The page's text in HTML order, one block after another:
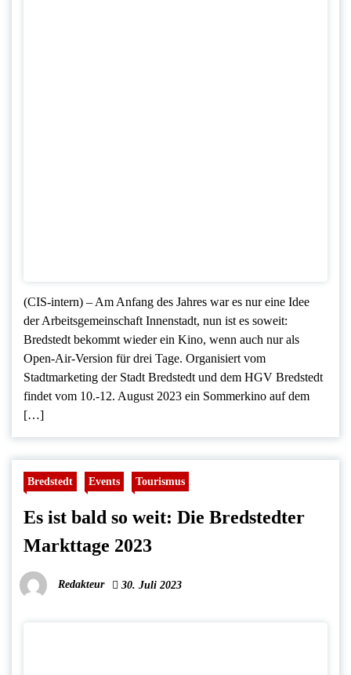
(CIS-intern) – Am Anfang des Jahres war es nur eine Idee
der Arbeitsgemeinschaft Innenstadt, nun ist es soweit:
Bredstedt bekommt wieder ein Kino, wenn auch nur als
Open-Air-Version für drei Tage. Organisiert vom
Stadtmarketing der Stadt Bredstedt und dem HGV Bredstedt
findet vom 10.-12. August 2023 ein Sommerkino auf dem
[…]
Bredstedt Events Tourismus
Es ist bald so weit: Die Bredstedter
Markttage 2023
Redakteur 30. Juli 2023